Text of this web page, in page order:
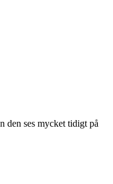
den ses mycket tidigt på